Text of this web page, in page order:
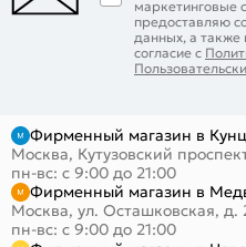
маркетинговые
предоставляю
данных, а
согласие с
Фирменный магазин в
Москва, Кутузовский
пн-вс: с 9:00 до 21:00
Фирменный магазин в
Москва, ул. Осташковская, д.
пн-вс: с 9:00 до 21:00